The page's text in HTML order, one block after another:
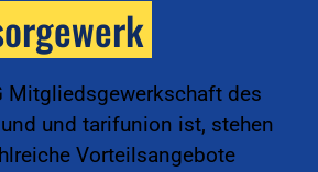
Mitgliedsgewerkschaft des
und tarifunion ist, stehen
Vorteilsangebote